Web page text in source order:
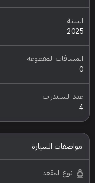
السنة
2025
المسافات المقطوعه
0
عدد السلندرات
4
مواصفات السيارة
نوع المقعد